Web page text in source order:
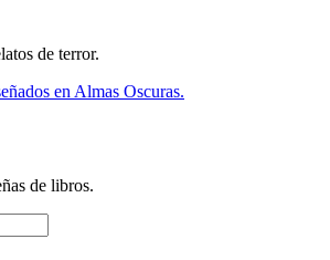
de terror.
en Almas Oscuras.
de libros.